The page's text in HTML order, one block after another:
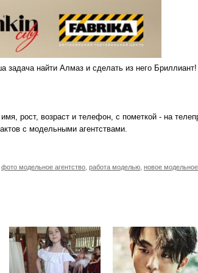
найти Алмаз и сделать из него Бриллиант!
рост, возраст и телефон, с пометкой - на
с модельными агентствами.
фото модельное агентство работа моделью новое модельное